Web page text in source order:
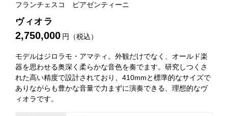
フランチェスコ ピアゼンティーニ
ヴィオラ
2,750,000 円（税込）
モデルはジロラモ・アマティ。外観だけでなく、オールド楽
器を思わせる奥深く柔らかな音色を奏でます。研究しつくさ
れた高い精度で設計されており、410mmと標準的なサイズで
ありながらも豊かな音量で力まずに演奏できる、理想的なヴ
ィオラです。